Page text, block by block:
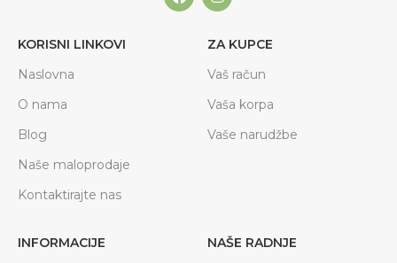
KORISNI LINKOVI
Naslovna
O nama
Blog
Naše maloprodaje
Kontaktirajte nas
ZA KUPCE
Vaš račun
Vaša korpa
Vaše narudžbe
INFORMACIJE
NAŠE RADNJE